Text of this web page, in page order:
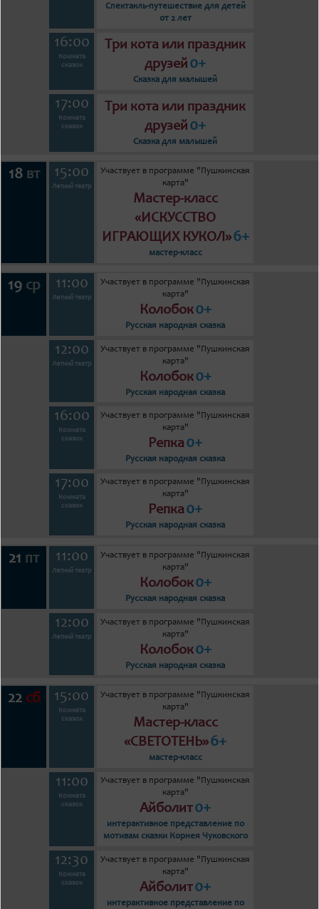
Спектакль-путешествие для детей
от 2 лет
16:00
Комната
сказок
Три кота или праздник
друзей0+
Сказка для малышей
17:00
Комната
сказок
Три кота или праздник
друзей0+
Сказка для малышей
18вт 15:00
Летний театр
Участвует в программе "Пушкинская
карта"
Мастер-класс
«ИСКУССТВО
ИГРАЮЩИХ КУКОЛ»6+
мастер-класс
19ср 11:00
Летний театр
Участвует в программе "Пушкинская
карта"
Колобок0+
Русская народная сказка
12:00
Летний театр
Участвует в программе "Пушкинская
карта"
Колобок0+
Русская народная сказка
16:00
Комната
сказок
Участвует в программе "Пушкинская
карта"
Репка0+
Русская народная сказка
17:00
Комната
сказок
Участвует в программе "Пушкинская
карта"
Репка0+
Русская народная сказка
21 пт 11:00
Летний театр
Участвует в программе "Пушкинская
карта"
Колобок0+
Русская народная сказка
12:00
Летний театр
Участвует в программе "Пушкинская
карта"
Колобок0+
Русская народная сказка
22сб 15:00
Комната
сказок
Участвует в программе "Пушкинская
карта"
Мастер-класс
«СВЕТОТЕНЬ»6+
мастер-класс
11:00
Комната
сказок
Участвует в программе "Пушкинская
карта"
Айболит0+
интерактивное представление по
мотивам сказки Корнея Чуковского
12:30
Комната
сказок
Участвует в программе "Пушкинская
карта"
Айболит0+
интерактивное представление по